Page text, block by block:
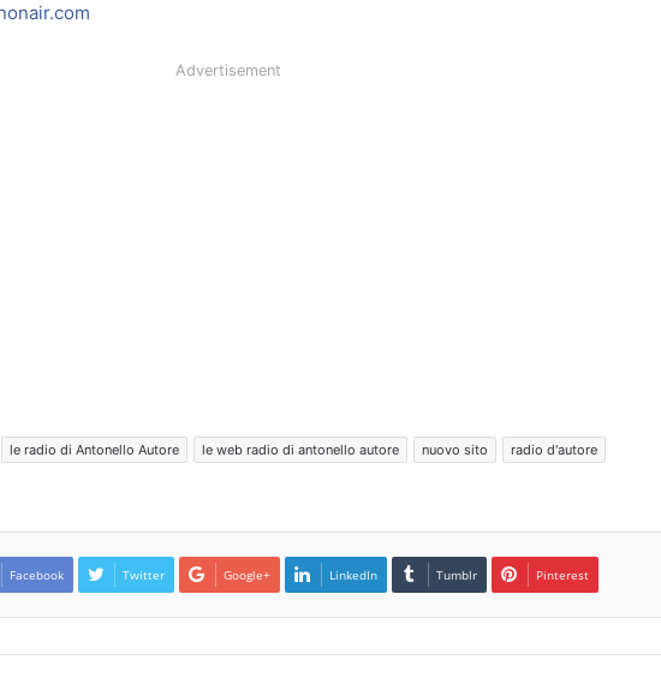
Advertisement
le radio di Antonello Autore le web radio di antonello autore nuovo sito
radio d'autore
Facebook Twitter Google+ LinkedIn Tumblr Pinterest